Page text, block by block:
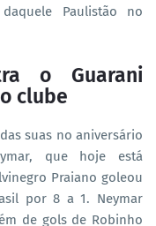
Paulistão no
o Guarani
clube
suas no aniversário
que hoje está
Praiano goleou
por 8 a 1. Neymar
de gols de Robinho